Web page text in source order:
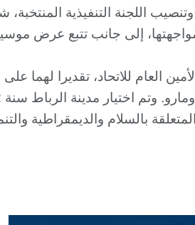
وتنصيب اللجنة التنفيذية
إلى جانب تتبع عرض
العام للاتحاد، تقديرا لهما
بالسلام والديمقراطية